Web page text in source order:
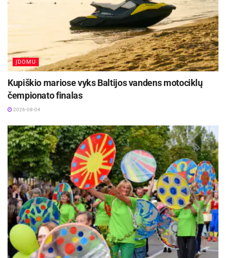
ĮDOMU
Kupiškio mariose vyks Baltijos vandens motociklų
čempionato finalas
2026-08-04